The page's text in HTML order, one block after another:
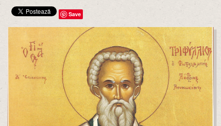
Save